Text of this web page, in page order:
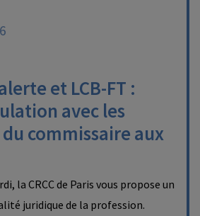
et LCB-FT :
avec les
commissaire aux
la CRCC de Paris vous propose un
juridique de la profession.